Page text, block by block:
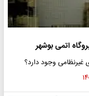
اتمی بوشهر
غیرنظامی وجود دارد؟